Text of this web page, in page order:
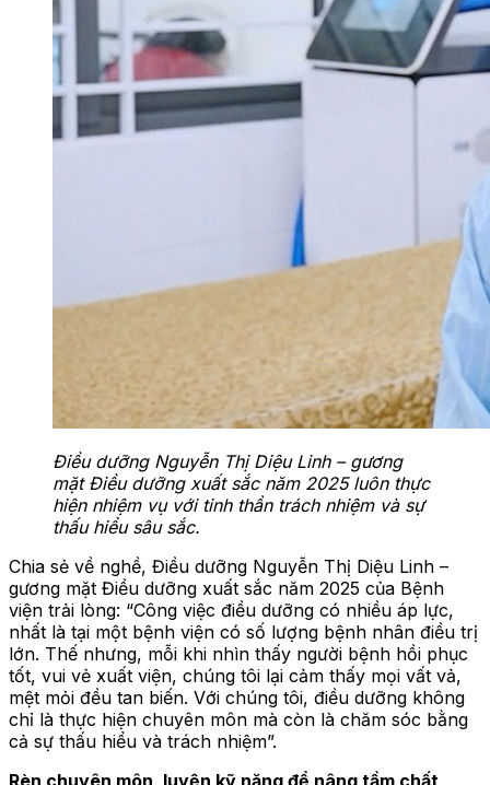
Điều dưỡng Nguyễn Thị Diệu Linh – gương
mặt Điều dưỡng xuất sắc năm 2025 luôn thực
hiện nhiệm vụ với tinh thần trách nhiệm và sự
thấu hiểu sâu sắc.
Chia sẻ về nghề, Điều dưỡng Nguyễn Thị Diệu Linh –
gương mặt Điều dưỡng xuất sắc năm 2025 của Bệnh
viện trải lòng: “Công việc điều dưỡng có nhiều áp lực,
nhất là tại một bệnh viện có số lượng bệnh nhân điều trị
lớn. Thế nhưng, mỗi khi nhìn thấy người bệnh hồi phục
tốt, vui vẻ xuất viện, chúng tôi lại cảm thấy mọi vất vả,
mệt mỏi đều tan biến. Với chúng tôi, điều dưỡng không
chỉ là thực hiện chuyên môn mà còn là chăm sóc bằng
cả sự thấu hiểu và trách nhiệm”.
Rèn chuyên môn, luyện kỹ năng để nâng tầm chất